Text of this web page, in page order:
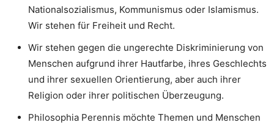
Nationalsozialismus, Kommunismus oder Islamismus.
Wir stehen für Freiheit und Recht.
Wir stehen gegen die ungerechte Diskriminierung von
Menschen aufgrund ihrer Hautfarbe, ihres Geschlechts
und ihrer sexuellen Orientierung, aber auch ihrer
Religion oder ihrer politischen Überzeugung.
Philosophia Perennis möchte Themen und Menschen